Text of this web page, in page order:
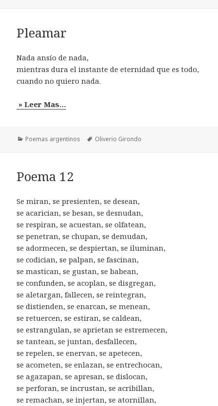
Pleamar
Nada ansío de nada,
mientras dura el instante de eternidad que es todo,
cuando no quiero nada.
» Leer Mas…
Categorías
Poemas argentinos Etiquetas
Oliverio Girondo
Poema 12
Se miran, se presienten, se desean,
se acarician, se besan, se desnudan,
se respiran, se acuestan, se olfatean,
se penetran, se chupan, se demudan,
se adormecen, se despiertan, se iluminan,
se codician, se palpan, se fascinan,
se mastican, se gustan, se babean,
se confunden, se acoplan, se disgregan,
se aletargan, fallecen, se reintegran,
se distienden, se enarcan, se menean,
se retuercen, se estiran, se caldean,
se estrangulan, se aprietan se estremecen,
se tantean, se juntan, desfallecen,
se repelen, se enervan, se apetecen,
se acometen, se enlazan, se entrechocan,
se agazapan, se apresan, se dislocan,
se perforan, se incrustan, se acribillan,
se remachan, se injertan, se atornillan,